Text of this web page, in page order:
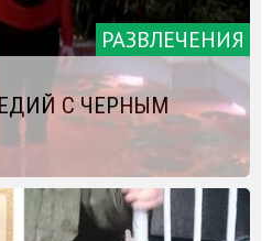
РАЗВЛЕЧЕНИЯ
С ЧЕРНЫМ